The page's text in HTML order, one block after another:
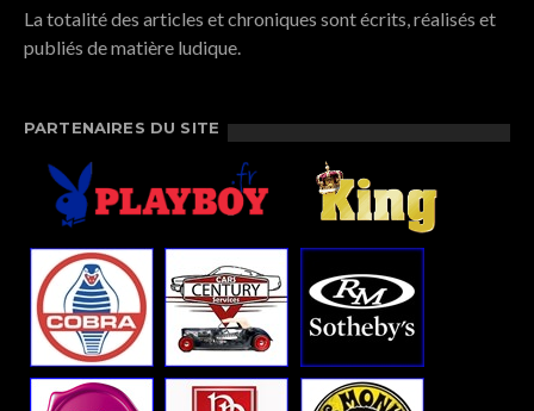
La totalité des articles et chroniques sont écrits, réalisés et
publiés de matière ludique.
PARTENAIRES DU SITE